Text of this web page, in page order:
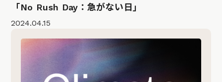
「No Rush Day：急がない日」
2024.04.15